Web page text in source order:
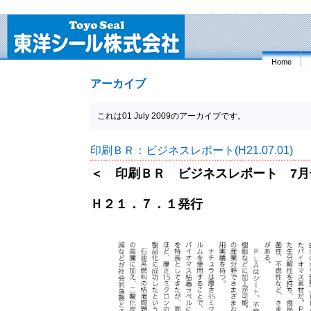
Home
アーカイブ
これは01 July 2009のアーカイブです。
印刷ＢＲ：ビジネスレポート(H21.07.01)
＜ 印刷ＢＲ ビジネスレポート 7
Ｈ２１．７．１発行